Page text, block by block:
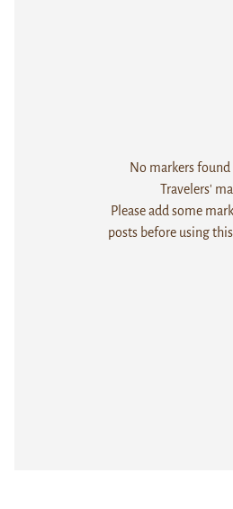
No markers
Travelers'
Please add some
posts before using